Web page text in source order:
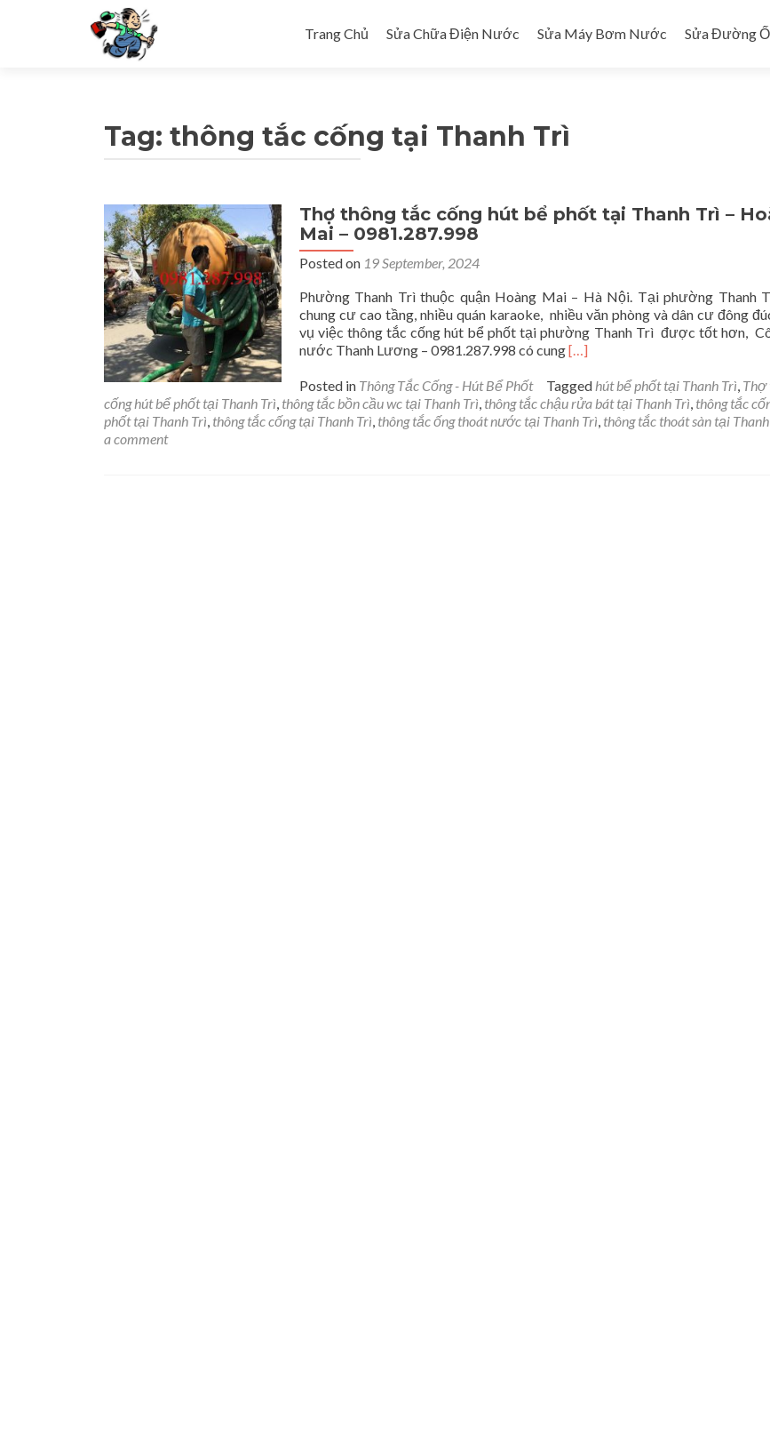
Trang Chủ
Sửa Chữa Điện Nước Sửa Máy Bơm Nước Sửa Đường
Tag: thông tắc cống tại Thanh Trì
Thợ thông tắc cống hút bể phốt tại Thanh Trì –
Mai – 0981.287.998
Posted on 19 September, 2024
Phường Thanh Trì thuộc quận Hoàng Mai – Hà Nội. Tại phường Thanh
chung cư cao tầng, nhiều quán karaoke, nhiều văn phòng và dân cư đông
vụ việc thông tắc cống hút bể phốt tại phường Thanh Trì được tốt hơn,
nước Thanh Lương – 0981.287.998 có cungRead
about
Thợ
thông
[…]
Posted in Thông Tắc Cống - Hút Bể Phốt Tagged hút bể phốt tại Thanh Trì, Thợ
cống hút bể phốt tại Thanh Trì, thông tắc bồn cầu wc tại Thanh Trì, thông tắc chậu rửa bát tại Thanh Trì, thông tắc
phốt tại Thanh Trì, thông tắc cống tại Thanh Trì, thông tắc ống thoát nước tại Thanh Trì, thông tắc thoát sàn tại
a comment